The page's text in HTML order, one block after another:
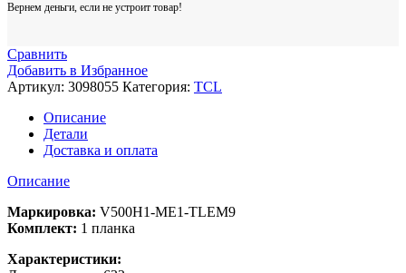
Вернем деньги, если не устроит товар!
Сравнить
Добавить в Избранное
Артикул: 3098055 Категория: TCL
Описание
Детали
Доставка и оплата
Описание
Маркировка: V500H1-ME1-TLEM9
Комплект: 1 планка
Характеристики: